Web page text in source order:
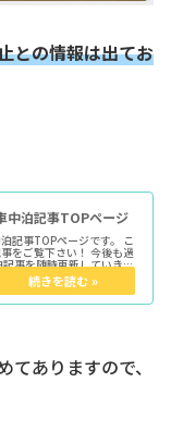
との情報は出てお
中泊記事TOPページ
記事TOPページです。 こ
をご覧下さい！ 今後も過
事を随時更新していきま
ジはこちらからどうぞ育
きょうだい児TOPウー
ありますので、